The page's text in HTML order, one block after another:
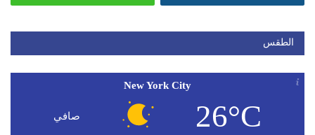
الطقس
New York City
26°C صافي